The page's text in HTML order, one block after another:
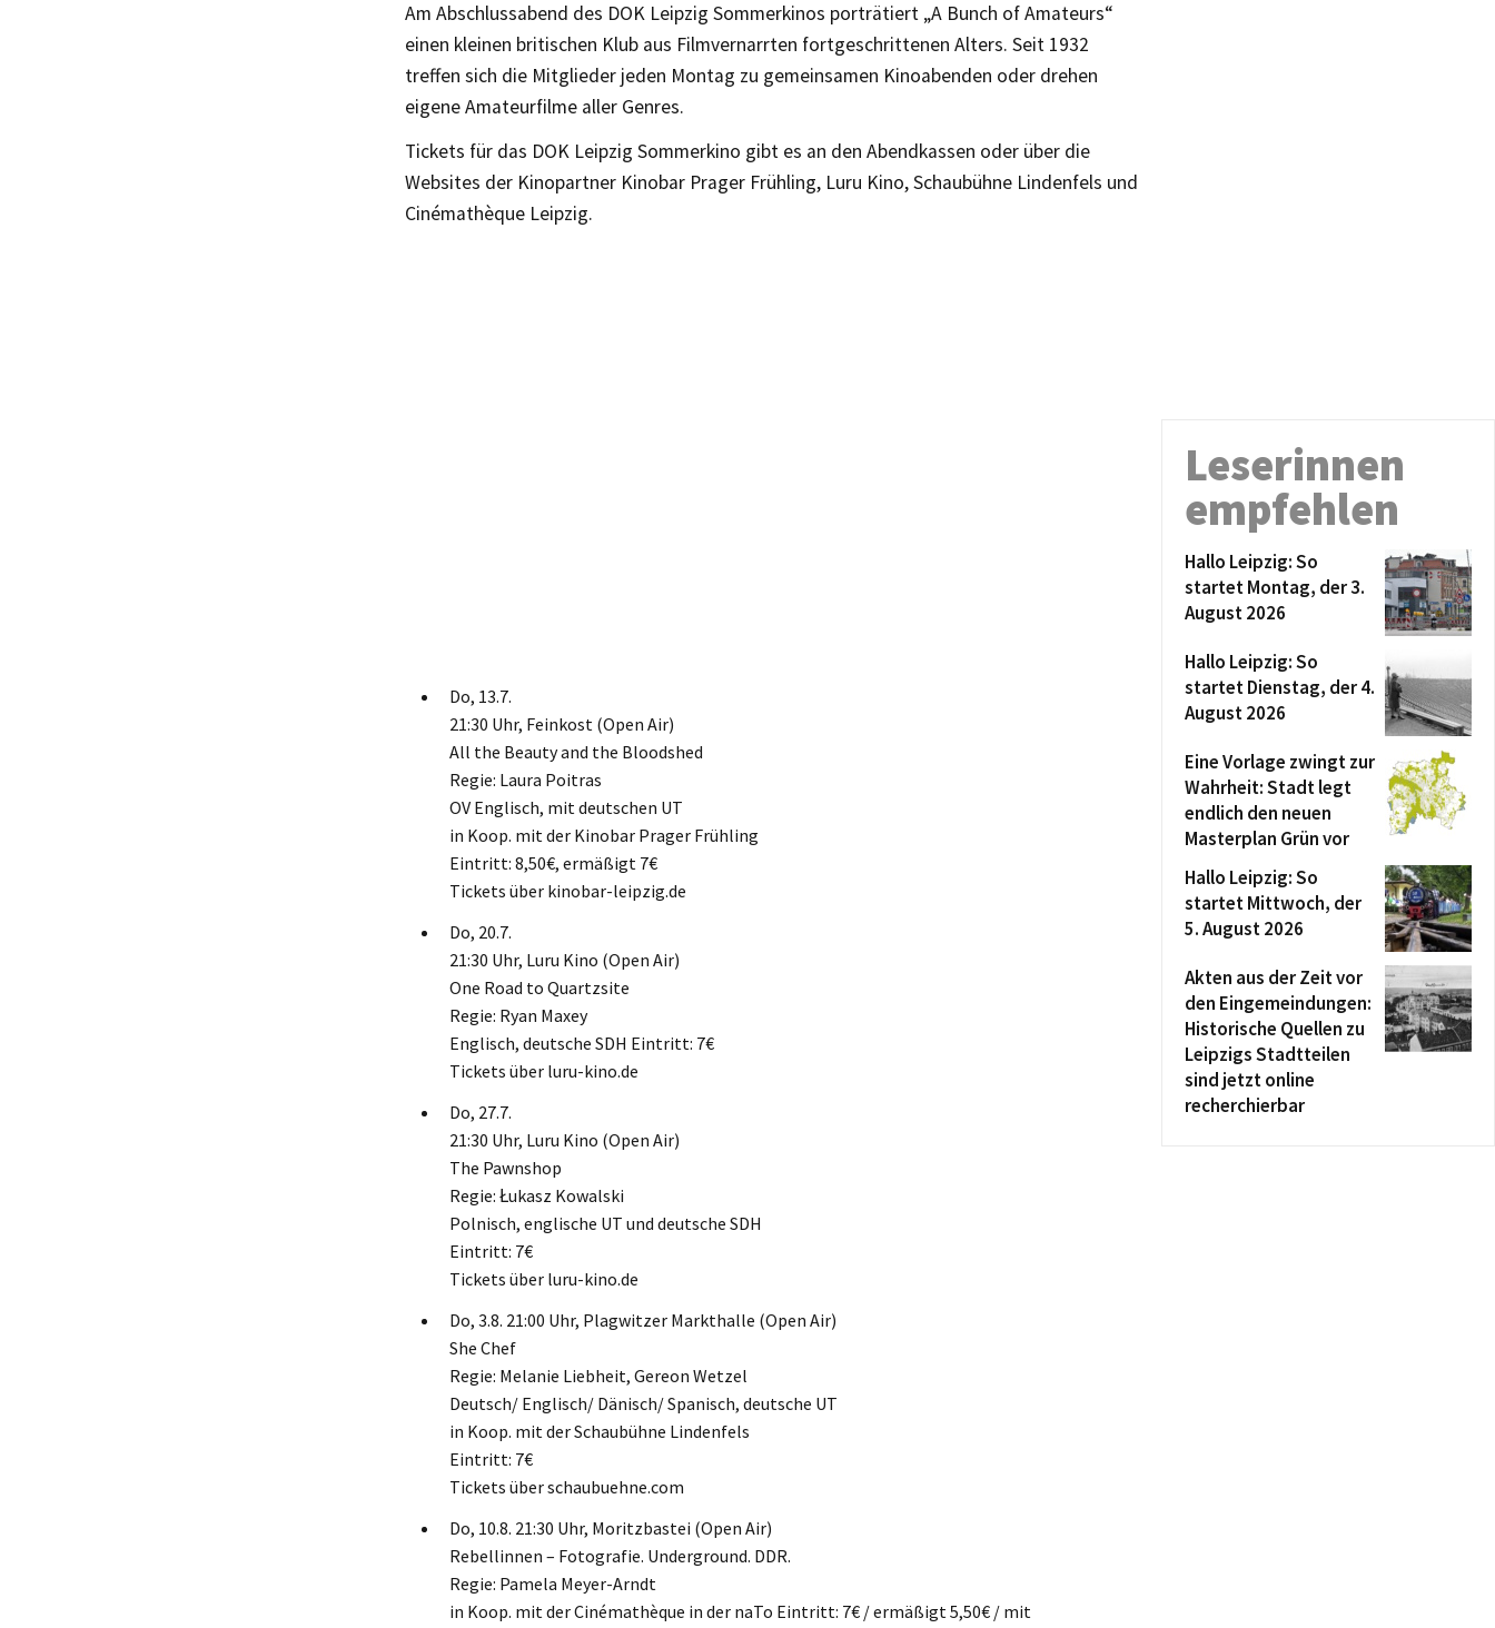
Am Abschlussabend des DOK Leipzig Sommerkinos porträtiert „A Bunch of Amateurs“
einen kleinen britischen Klub aus Filmvernarrten fortgeschrittenen Alters. Seit 1932
treffen sich die Mitglieder jeden Montag zu gemeinsamen Kinoabenden oder drehen
eigene Amateurfilme aller Genres.
Tickets für das DOK Leipzig Sommerkino gibt es an den Abendkassen oder über die
Websites der Kinopartner Kinobar Prager Frühling, Luru Kino, Schaubühne Lindenfels und
Cinémathèque Leipzig.
Do, 13.7.
21:30 Uhr, Feinkost (Open Air)
All the Beauty and the Bloodshed
Regie: Laura Poitras
OV Englisch, mit deutschen UT
in Koop. mit der Kinobar Prager Frühling
Eintritt: 8,50€, ermäßigt 7€
Tickets über kinobar-leipzig.de
Do, 20.7.
21:30 Uhr, Luru Kino (Open Air)
One Road to Quartzsite
Regie: Ryan Maxey
Englisch, deutsche SDH Eintritt: 7€
Tickets über luru-kino.de
Do, 27.7.
21:30 Uhr, Luru Kino (Open Air)
The Pawnshop
Regie: Łukasz Kowalski
Polnisch, englische UT und deutsche SDH
Eintritt: 7€
Tickets über luru-kino.de
Do, 3.8. 21:00 Uhr, Plagwitzer Markthalle (Open Air)
She Chef
Regie: Melanie Liebheit, Gereon Wetzel
Deutsch/ Englisch/ Dänisch/ Spanisch, deutsche UT
in Koop. mit der Schaubühne Lindenfels
Eintritt: 7€
Tickets über schaubuehne.com
Do, 10.8. 21:30 Uhr, Moritzbastei (Open Air)
Rebellinnen – Fotografie. Underground. DDR.
Regie: Pamela Meyer-Arndt
in Koop. mit der Cinémathèque in der naTo Eintritt: 7€ / ermäßigt 5,50€ / mit
Leserinnen
empfehlen
Hallo Leipzig: So
startet Montag, der 3.
August 2026
Hallo Leipzig: So
startet Dienstag, der 4.
August 2026
Eine Vorlage zwingt zur
Wahrheit: Stadt legt
endlich den neuen
Masterplan Grün vor
Hallo Leipzig: So
startet Mittwoch, der
5. August 2026
Akten aus der Zeit vor
den Eingemeindungen:
Historische Quellen zu
Leipzigs Stadtteilen
sind jetzt online
recherchierbar